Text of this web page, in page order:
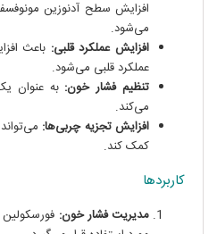
می‌شود.
افزایش عملکرد قلبی: باعث
عملکرد قلبی می‌شود.
تنظیم فشار خون: به عنوان
می‌کند.
افزایش تجزیه چربی‌ها:
کمک کند.
کاربردها
مدیریت فشار خون: فورسکولین